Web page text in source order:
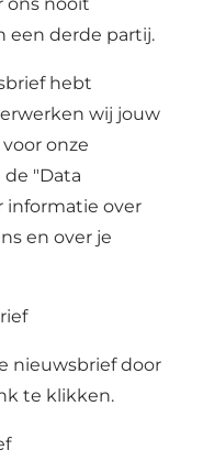
een derde partij.
hebt
wij jouw
onze
de "Data
informatie over
en over je
nieuwsbrief door
te klikken.